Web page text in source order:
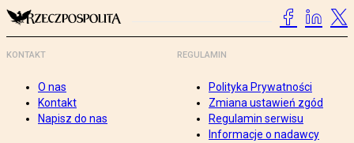
KONTAKT
O nas
Kontakt
Napisz do nas
REGULAMIN
Polityka Prywatności
Zmiana ustawień zgód
Regulamin serwisu
Informacje o nadawcy